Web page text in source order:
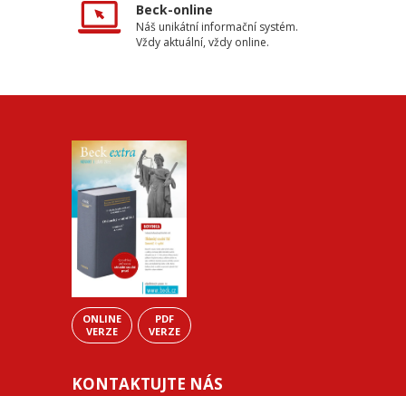
Beck-online
Náš unikátní informační systém.
Vždy aktuální, vždy online.
ONLINE
VERZE
PDF
VERZE
KONTAKTUJTE NÁS